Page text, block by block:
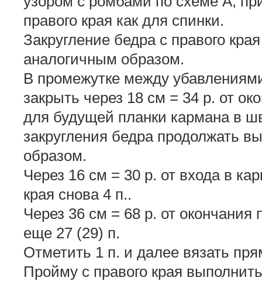
правого края как для спинки.
Закругление бедра с правого
аналогичным образом.
В промежутке между
закрыть через 18 см = 34 р. от
для будущей планки кармана в
закругления бедра продолжать
образом.
Через 16 см = 30 р. от входа в
края снова 4 п..
Через 36 см = 68 р. от
еще 27 (29) п.
Отметить 1 п. и далее вязать
Пройму с правого края